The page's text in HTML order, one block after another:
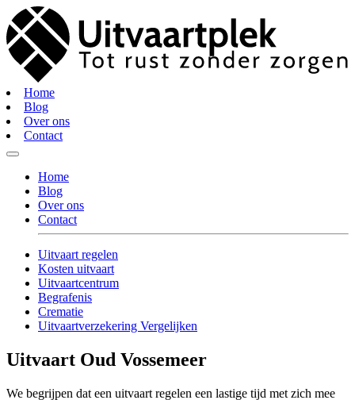
Home
Blog
Over ons
Contact
Home
Blog
Over ons
Contact
Uitvaart regelen
Kosten uitvaart
Uitvaartcentrum
Begrafenis
Crematie
Uitvaartverzekering Vergelijken
Uitvaart Oud Vossemeer
We begrijpen dat een uitvaart regelen een lastige tijd met zich mee